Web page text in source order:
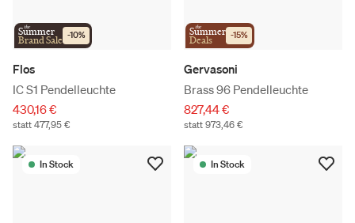
the
Summer
Brand Sale -10%
Flos
IC S1 Pendelleuchte
430,16 €
statt 477,95 €
the
Summer
Deals -15%
Gervasoni
Brass 96 Pendelleuchte
827,44 €
statt 973,46 €
In Stock In Stock